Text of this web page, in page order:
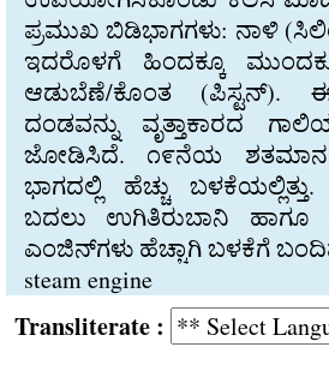
ಪ್ರಮುಖ ಬಿಡಿಭಾಗಗಳು: ನಾಳಿ
ಇದರೊಳಗೆ ಹಿಂದಕ್ಕೂ
ಆಡುಬೆಣೆ/ಕೊಂತ (ಪಿಸ್ಟನ್).
ದಂಡವನ್ನು ವೃತ್ತಾಕಾರದ
ಜೋಡಿಸಿದೆ. ೧೯ನೆಯ
ಭಾಗದಲ್ಲಿ ಹೆಚ್ಚು
ಬದಲು ಉಗಿತಿರುಬಾನಿ ಹಾಗೂ
ಎಂಜಿನ್‌ಗಳು ಹೆಚ್ಚಾಗಿ ಬಳಕೆಗೆ
steam engine
: